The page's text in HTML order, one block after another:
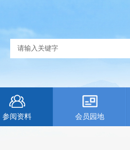
参阅资料 会员园地